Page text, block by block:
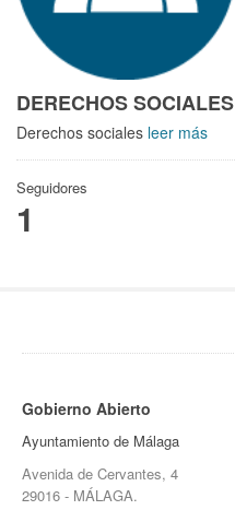
DERECHOS SOCIALES
Derechos sociales leer más
Seguidores
1
Gobierno Abierto
Ayuntamiento de Málaga
Avenida de Cervantes, 4
29016 - MÁLAGA.